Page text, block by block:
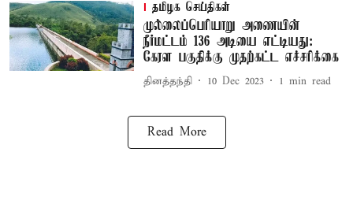
தமிழக செய்திகள்
முல்லைப்பெரியாறு அணையின்
நீர்மட்டம் 136 அடியை எட்டியது:
கேரள பகுதிக்கு முதற்கட்ட எச்சரிக்கை
தினத்தந்தி 10 Dec 2023 1 min read
Read More